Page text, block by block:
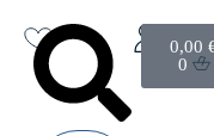
0,00
0